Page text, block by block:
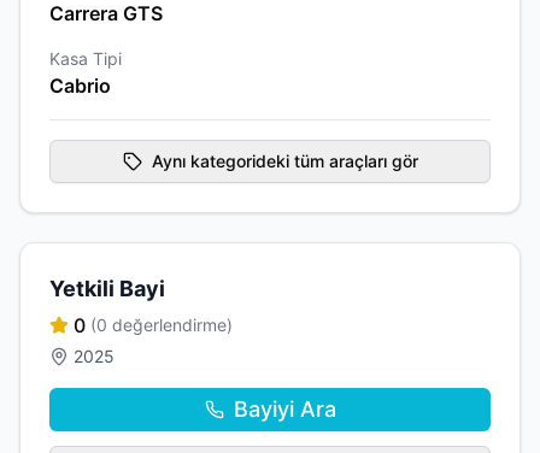
Carrera GTS
Kasa Tipi
Cabrio
Aynı kategorideki tüm araçları gör
Yetkili Bayi
0 (0 değerlendirme)
2025
Bayiyi Ara